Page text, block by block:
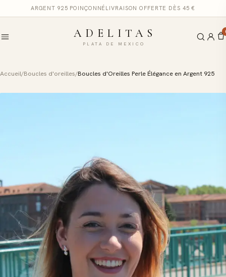
ARGENT 925 POINÇONNÉ LIVRAISON OFFERTE DÈS 45 €
ADELITAS
PLATA DE MEXICO
Accueil/Boucles d'oreilles/Boucles d'Oreilles Perle Élégance en Argent 925